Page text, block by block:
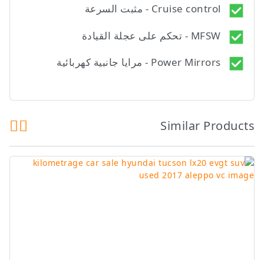
Cruise control - مثبت السرعة
MFSW - تحكم على عجلة القيادة
Power Mirrors - مرايا جانبية كهربائية
Similar Products